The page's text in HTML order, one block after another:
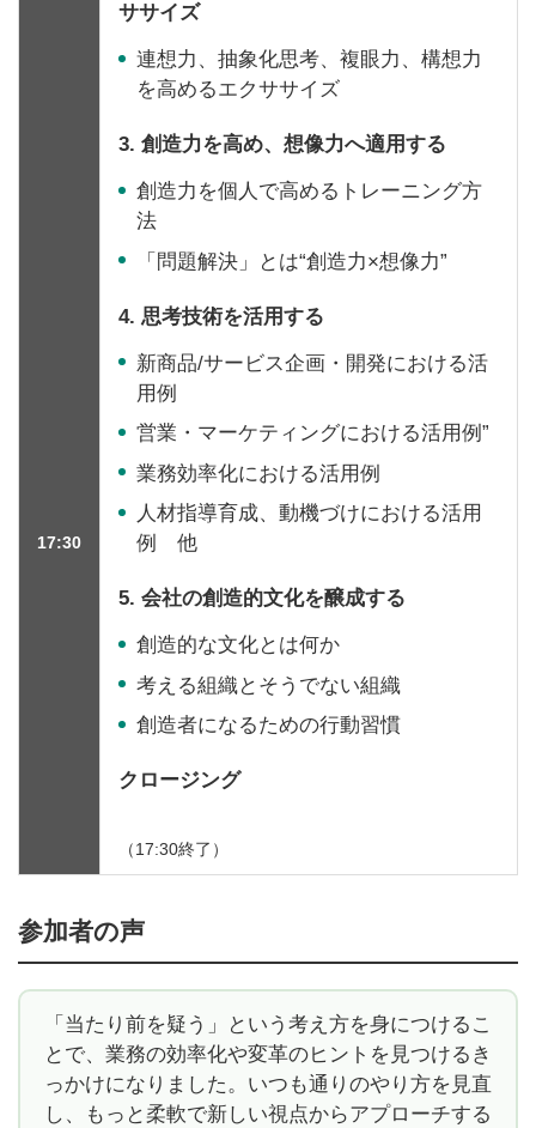
17:30
ササイズ
連想力、抽象化思考、複眼力、構想力
を高めるエクササイズ
3. 創造力を高め、想像力へ適用する
創造力を個人で高めるトレーニング方
法
「問題解決」とは“創造力×想像力”
4. 思考技術を活用する
新商品/サービス企画・開発における活
用例
営業・マーケティングにおける活用例”
業務効率化における活用例
人材指導育成、動機づけにおける活用
例 他
5. 会社の創造的文化を醸成する
創造的な文化とは何か
考える組織とそうでない組織
創造者になるための行動習慣
クロージング
（17:30終了）
参加者の声
「当たり前を疑う」という考え方を身につけるこ
とで、業務の効率化や変革のヒントを見つけるき
っかけになりました。いつも通りのやり方を見直
し、もっと柔軟で新しい視点からアプローチする